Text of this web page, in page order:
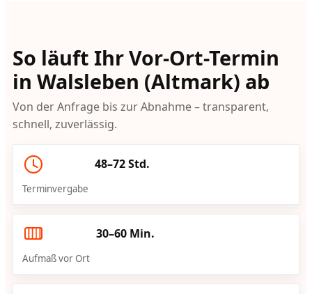
So läuft Ihr Vor-Ort-Termin
in Walsleben (Altmark) ab
Von der Anfrage bis zur Abnahme – transparent,
schnell, zuverlässig.
48–72 Std.
Terminvergabe
30–60 Min.
Aufmaß vor Ort